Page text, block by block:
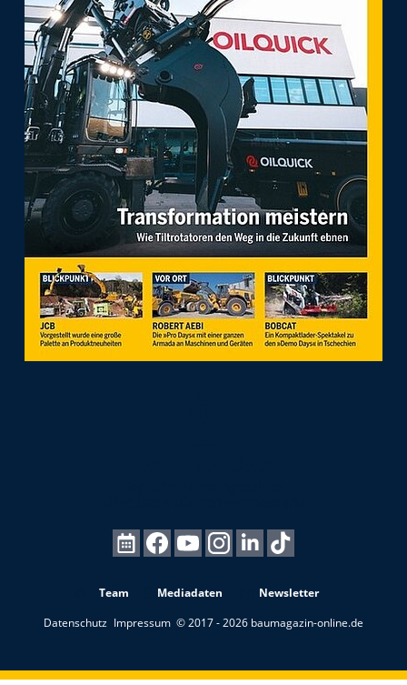
Team Mediadaten
Newsletter
Datenschutz Impressum © 2017 - 2026 baumagazin-online.de